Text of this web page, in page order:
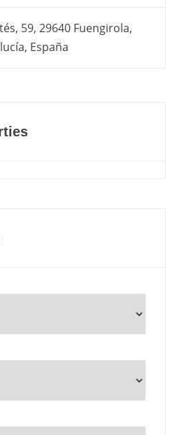
59, 29640 Fuengirola,
España